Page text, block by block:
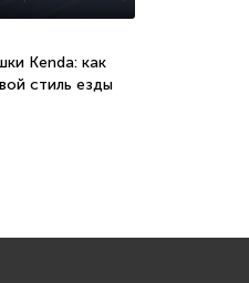
Kenda: как
стиль езды